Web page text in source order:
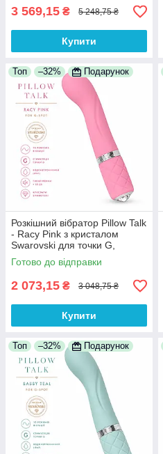
3 569,15 ₴ 5 248,75 ₴
Купити
Топ –32% Подарунок
Розкішний вібратор Pillow Talk
- Racy Pink з кристалом
Swarovski для точки G,
подарункове паковання,
гнучкий корпус, USB-кабель
Готово до відправки
2 073,15 ₴ 3 048,75 ₴
Купити
Топ –32% Подарунок